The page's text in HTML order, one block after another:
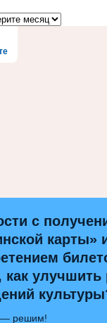
с
карты»
как улучшить
— решим!